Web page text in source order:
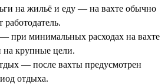
на жильё и еду — на вахте обычно
при минимальных расходах на вахте
на крупные цели.
— после вахты предусмотрен
отдыха.